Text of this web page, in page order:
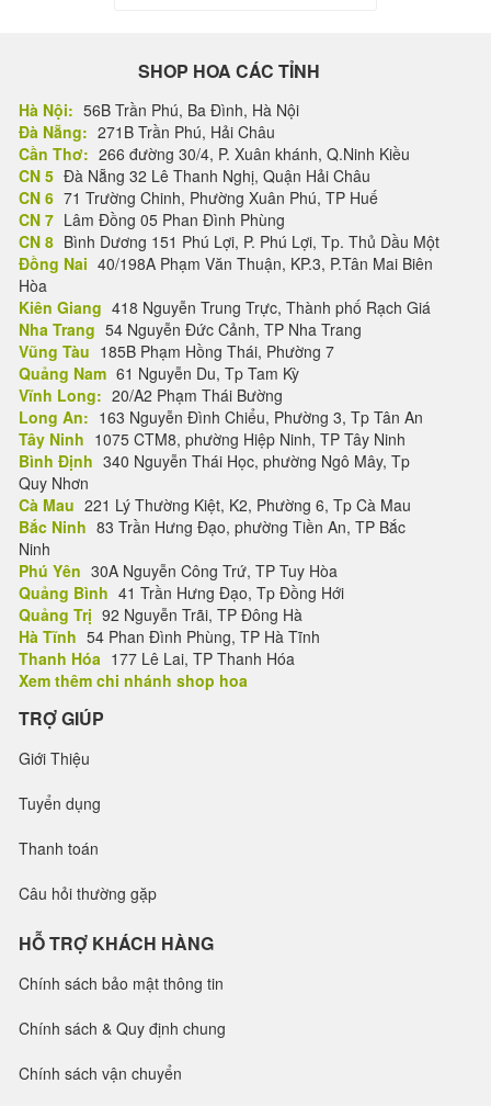
SHOP HOA CÁC TỈNH
Hà Nội: 56B Trần Phú, Ba Đình, Hà Nội
Đà Nẵng: 271B Trần Phú, Hải Châu
Cần Thơ: 266 đường 30/4, P. Xuân khánh, Q.Ninh Kiều
CN 5 Đà Nẵng 32 Lê Thanh Nghị, Quận Hải Châu
CN 6 71 Trường Chinh, Phường Xuân Phú, TP Huế
CN 7 Lâm Đồng 05 Phan Đình Phùng
CN 8 Bình Dương 151 Phú Lợi, P. Phú Lợi, Tp. Thủ Dầu Một
Đồng Nai 40/198A Phạm Văn Thuận, KP.3, P.Tân Mai Biên
Hòa
Kiên Giang 418 Nguyễn Trung Trực, Thành phố Rạch Giá
Nha Trang 54 Nguyễn Đức Cảnh, TP Nha Trang
Vũng Tàu 185B Phạm Hồng Thái, Phường 7
Quảng Nam 61 Nguyễn Du, Tp Tam Kỳ
Vĩnh Long: 20/A2 Phạm Thái Bường
Long An: 163 Nguyễn Đình Chiểu, Phường 3, Tp Tân An
Tây Ninh 1075 CTM8, phường Hiệp Ninh, TP Tây Ninh
Bình Định 340 Nguyễn Thái Học, phường Ngô Mây, Tp
Quy Nhơn
Cà Mau 221 Lý Thường Kiệt, K2, Phường 6, Tp Cà Mau
Bắc Ninh 83 Trần Hưng Đạo, phường Tiền An, TP Bắc
Ninh
Phú Yên 30A Nguyễn Công Trứ, TP Tuy Hòa
Quảng Bình 41 Trần Hưng Đạo, Tp Đồng Hới
Quảng Trị 92 Nguyễn Trãi, TP Đông Hà
Hà Tĩnh 54 Phan Đình Phùng, TP Hà Tĩnh
Thanh Hóa 177 Lê Lai, TP Thanh Hóa
Xem thêm chi nhánh shop hoa
TRỢ GIÚP
Giới Thiệu
Tuyển dụng
Thanh toán
Câu hỏi thường gặp
HỖ TRỢ KHÁCH HÀNG
Chính sách bảo mật thông tin
Chính sách & Quy định chung
Chính sách vận chuyển